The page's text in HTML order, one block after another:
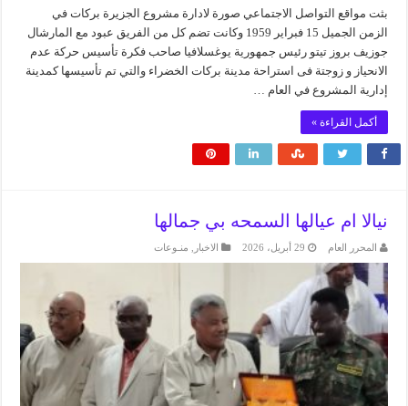
بثت مواقع التواصل الاجتماعي صورة لادارة مشروع الجزيرة بركات في
الزمن الجميل 15 فبراير 1959 وكانت تضم كل من الفريق عبود مع المارشال
جوزيف بروز تيتو رئيس جمهورية يوغسلافيا صاحب فكرة تأسيس حركة عدم
الانحياز و زوجتة فى استراحة مدينة بركات الخضراء والتي تم تأسيسها كمدينة
إدارية المشروع في العام …
أكمل القراءة »
نيالا ام عيالها السمحه بي جمالها
المحرر العام 29 أبريل، 2026 الاخبار منـوعات